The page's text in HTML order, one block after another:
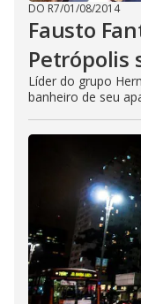
DO R7/01/08/2014
Fausto
Petrópolis
Líder do grupo
banheiro de seu